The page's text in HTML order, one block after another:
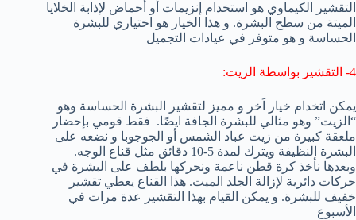
التقشير الكيماوي هو استخدام إنزيمات أو أحماض لإذابة الخلايا
الميتة من سطح البشرة. و هذا الخيار هو اختياري للبشرة
الحساسة و هو متوفر في عيادات التجميل
4- التقشير بواسطة الزيت:
يمكن اتخدام خيار اَخر و مميز لتقشير البشرة الحساسة وهو
“الزيت” وهو مثالي للبشرة الجافة ايضًا. فقط قومي بإحضار
ملعقة كبيرة من زيت عباد الشمس أو الجوجوبا و نضعه على
البشرة النظيفة ويترك لمدة 5-10 دقائق مثل قناع الوجه.
وبعدها نأخذ كرة قطن ناعمة ونحركها بلطف على البشرة في
حركات دائرية لإزالة الجلد الميت. هذا القناع يعطي تقشير
خفيف للبشرة. و يمكن القيام بهذا التقشير عدة مرات في
الأسبوع